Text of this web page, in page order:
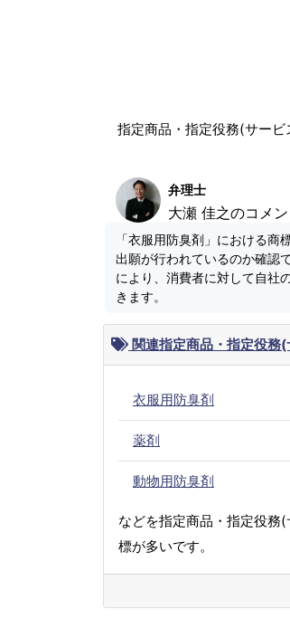
指定商品・指定役務(サー
弁理士
大瀬 佳之のコメン
「衣服用防臭剤」における
出願が行われているのか確認
により、消費者に対して自社
きます。
関連指定商品・指定役務
衣服用防臭剤
薬剤
動物用防臭剤
などを指定商品・指定役務
標が多いです。